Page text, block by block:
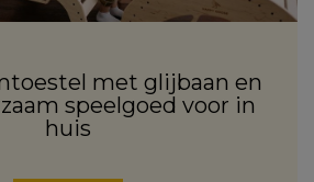
met glijbaan en
speelgoed voor in
huis